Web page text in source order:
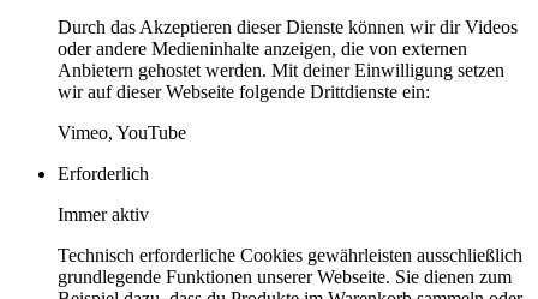
Durch das Akzeptieren dieser Dienste können wir dir Videos
oder andere Medieninhalte anzeigen, die von externen
Anbietern gehostet werden. Mit deiner Einwilligung setzen
wir auf dieser Webseite folgende Drittdienste ein:
Vimeo, YouTube
Erforderlich
Immer aktiv
Technisch erforderliche Cookies gewährleisten ausschließlich
grundlegende Funktionen unserer Webseite. Sie dienen zum